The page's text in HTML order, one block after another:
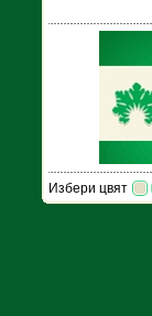
Избери цвят